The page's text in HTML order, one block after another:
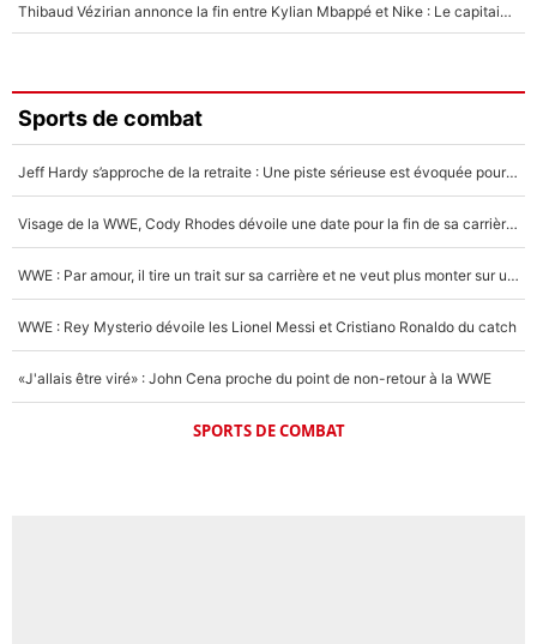
Thibaud Vézirian annonce la fin entre Kylian Mbappé et Nike : Le capitaine de l'équipe de France lui répond sur Instagram !
Sports de combat
Jeff Hardy s’approche de la retraite : Une piste sérieuse est évoquée pour la reconversion de la légende de la WWE
Visage de la WWE, Cody Rhodes dévoile une date pour la fin de sa carrière dans le catch
WWE : Par amour, il tire un trait sur sa carrière et ne veut plus monter sur un ring de catch
WWE : Rey Mysterio dévoile les Lionel Messi et Cristiano Ronaldo du catch
«J'allais être viré» : John Cena proche du point de non-retour à la WWE
SPORTS DE COMBAT